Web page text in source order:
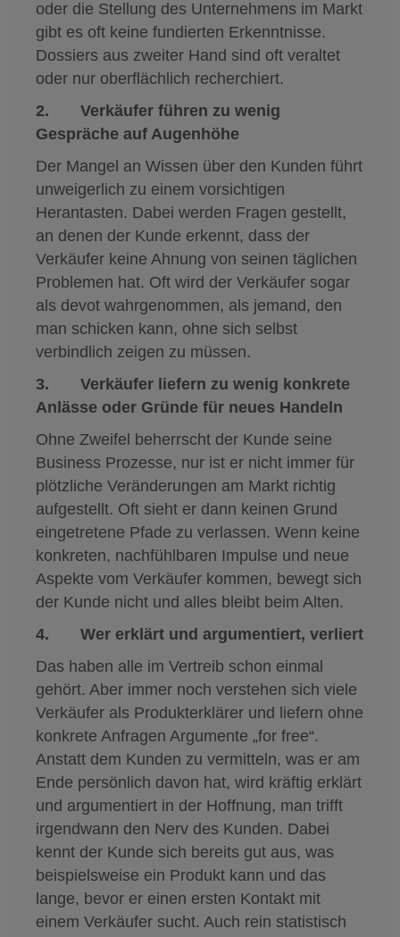
oder die Stellung des Unternehmens im Markt
gibt es oft keine fundierten Erkenntnisse.
Dossiers aus zweiter Hand sind oft veraltet
oder nur oberflächlich recherchiert.
2. Verkäufer führen zu wenig
Gespräche auf Augenhöhe
Der Mangel an Wissen über den Kunden führt
unweigerlich zu einem vorsichtigen
Herantasten. Dabei werden Fragen gestellt,
an denen der Kunde erkennt, dass der
Verkäufer keine Ahnung von seinen täglichen
Problemen hat. Oft wird der Verkäufer sogar
als devot wahrgenommen, als jemand, den
man schicken kann, ohne sich selbst
verbindlich zeigen zu müssen.
3. Verkäufer liefern zu wenig konkrete
Anlässe oder Gründe für neues Handeln
Ohne Zweifel beherrscht der Kunde seine
Business Prozesse, nur ist er nicht immer für
plötzliche Veränderungen am Markt richtig
aufgestellt. Oft sieht er dann keinen Grund
eingetretene Pfade zu verlassen. Wenn keine
konkreten, nachfühlbaren Impulse und neue
Aspekte vom Verkäufer kommen, bewegt sich
der Kunde nicht und alles bleibt beim Alten.
4. Wer erklärt und argumentiert, verliert
Das haben alle im Vertreib schon einmal
gehört. Aber immer noch verstehen sich viele
Verkäufer als Produkterklärer und liefern ohne
konkrete Anfragen Argumente „for free“.
Anstatt dem Kunden zu vermitteln, was er am
Ende persönlich davon hat, wird kräftig erklärt
und argumentiert in der Hoffnung, man trifft
irgendwann den Nerv des Kunden. Dabei
kennt der Kunde sich bereits gut aus, was
beispielsweise ein Produkt kann und das
lange, bevor er einen ersten Kontakt mit
einem Verkäufer sucht. Auch rein statistisch